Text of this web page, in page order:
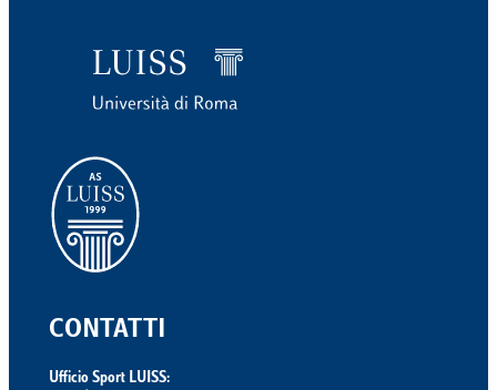
CONTATTI
Ufficio Sport LUISS: